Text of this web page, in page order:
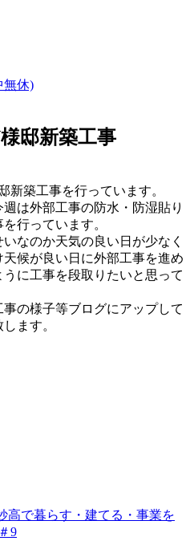
無休)
邸新築工事
新築工事を行っています。
は外部工事の防水・防湿貼り
行っています。
なのか天気の良い日が少なく
候が良い日に外部工事を進め
に工事を段取りたいと思って
の様子等ブログにアップして
ます。
高で暮らす・建てる・事業を
9